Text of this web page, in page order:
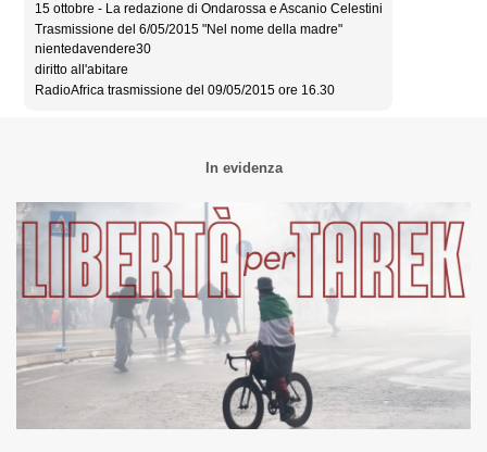
15 ottobre - La redazione di Ondarossa e Ascanio Celestini
Trasmissione del 6/05/2015 "Nel nome della madre"
nientedavendere30
diritto all'abitare
RadioAfrica trasmissione del 09/05/2015 ore 16.30
In evidenza